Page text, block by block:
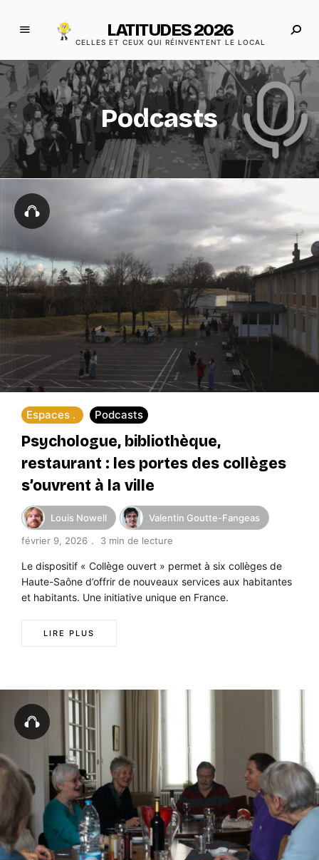
LATITUDES 2026
CELLES ET CEUX QUI RÉINVENTENT LE LOCAL
Podcasts
Espaces Podcasts
Psychologue, bibliothèque,
restaurant : les portes des collèges
s’ouvrent à la ville
Louis Nowell
Valentin Goutte-Fangeas
février 9, 2026
3 min de lecture
Le dispositif « Collège ouvert » permet à six collèges de
Haute-Saône d’offrir de nouveaux services aux habitantes
et habitants. Une initiative unique en France.
LIRE PLUS